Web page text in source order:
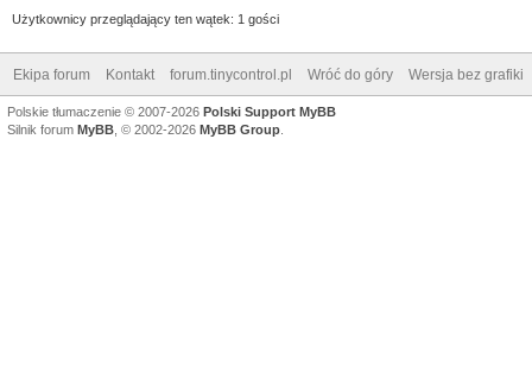
Użytkownicy przeglądający ten wątek: 1 gości
Ekipa forum Kontakt forum.tinycontrol.pl Wróć do góry Wersja bez grafiki
Polskie tłumaczenie © 2007-2026 Polski Support MyBB
Silnik forum MyBB , © 2002-2026 MyBB Group